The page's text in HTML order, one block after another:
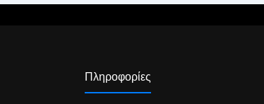
Πληροφορίες